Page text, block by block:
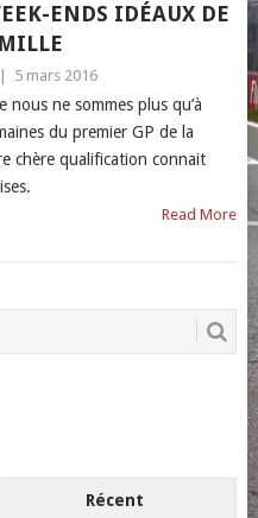
ENDS IDÉAUX DE
5 mars 2016
nous ne sommes plus qu’à
du premier GP de la
chère qualification connait
Read More
Récent